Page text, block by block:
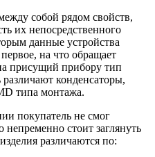
собой рядом свойств,
их непосредственного
данные устройства
на что обращает
присущий прибору тип
конденсаторы,
типа монтажа.
покупатель не смог
непременно стоит заглянуть
различаются по: